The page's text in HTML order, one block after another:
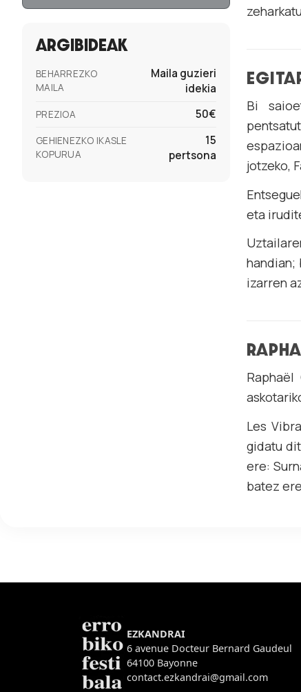
ARGIBIDEAK
BEHARREZKO
MAILA
Maila guzieri
idekia
PREZIOA 50€
GEHIENEZKO IKASLE
KOPURUA
15
pertsona
Bi
jotzeko,
eta
handian;
izarren
Les
gidatu
ere:
batez
EZKANDRAI
6 avenue Docteur Bernard Gaudeul
64100 Bayonne
contact.ezkandrai@gmail.com